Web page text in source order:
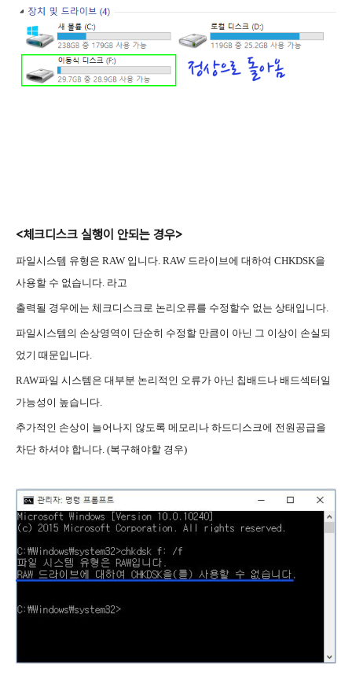
<체크디스크 실행이 안되는 경우>
파일시스템 유형은 RAW 입니다. RAW 드라이브에 대하여 CHKDSK을
사용할 수 없습니다. 라고
출력될 경우에는 체크디스크로 논리오류를 수정할수 없는 상태입니다.
파일시스템의 손상영역이 단순히 수정할 만큼이 아닌 그 이상이 손실되
었기 때문입니다.
RAW파일 시스템은 대부분 논리적인 오류가 아닌 칩배드나 배드섹터일
가능성이 높습니다.
추가적인 손상이 늘어나지 않도록 메모리나 하드디스크에 전원공급을
차단 하셔야 합니다. (복구해야할 경우)